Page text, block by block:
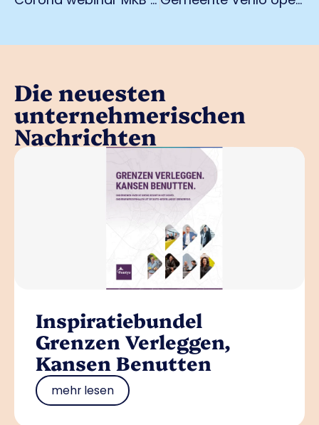
Die neuesten
unternehmerischen
Nachrichten
Inspiratiebundel
Grenzen Verleggen,
Kansen Benutten
mehr lesen